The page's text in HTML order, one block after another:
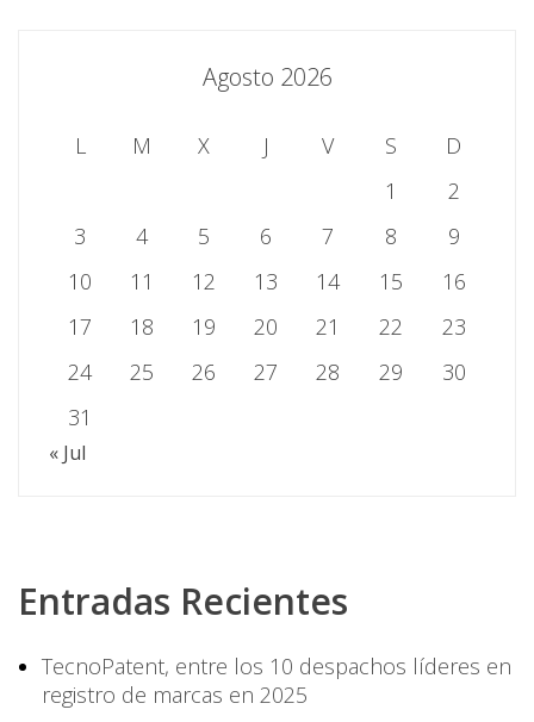
Agosto 2026
L M X J V S
D
1
2
3
4 5 6 7 8
9
10
11 12 13 14 15
16
17
18 19 20 21 22
23
24
25 26 27 28 29
30
31
« Jul
Entradas Recientes
TecnoPatent, entre los 10 despachos líderes en
registro de marcas en 2025